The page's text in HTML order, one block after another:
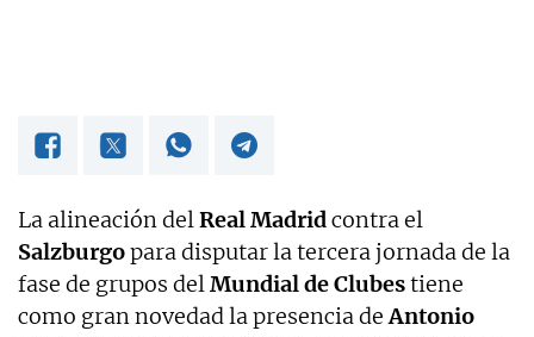
La alineación delReal Madridcontra el
Salzburgopara disputar la tercera jornada de la
fase de grupos delMundial de Clubestiene
como gran novedad la presencia deAntonio